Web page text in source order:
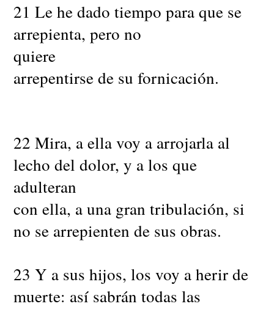
21 Le he dado tiempo para que se
arrepienta, pero no
quiere
arrepentirse de su fornicación.
22 Mira, a ella voy a arrojarla al
lecho del dolor, y a los que
adulteran
con ella, a una gran tribulación, si
no se arrepienten de sus obras.
23 Y a sus hijos, los voy a herir de
muerte: así sabrán todas las